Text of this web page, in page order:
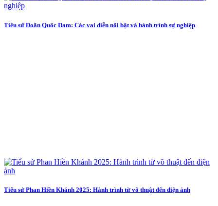
Tiểu sử Doãn Quốc Đam: Các vai diễn nổi bật và hành trình sự nghiệp
Tiểu sử Phan Hiền Khánh 2025: Hành trình từ võ thuật đến điện ảnh